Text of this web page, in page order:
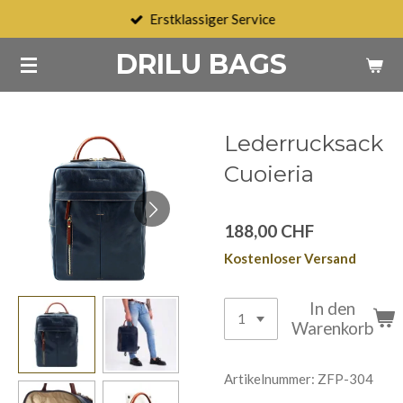
springen
DRILU BAGS
Erstklassiger Service
Lederrucksack
Cuoieria
188,00 CHF
Kostenloser Versand
In den
Warenkorb
Artikelnummer: ZFP-304